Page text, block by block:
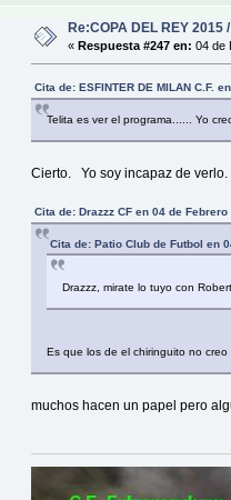
Re:COPA DEL REY 2015
« Respuesta #247 en: 04 de
Cita de: ESFINTER DE MILAN C.F.
Telita es ver el programa...... Yo
Cierto. Yo soy incapaz de
Cita de: Drazzz CF en 04 de
Cita de: Patio Club de Futbol en
Drazzz, mirate lo tuyo con
Es que los de el chiringuito no
muchos hacen un papel pero